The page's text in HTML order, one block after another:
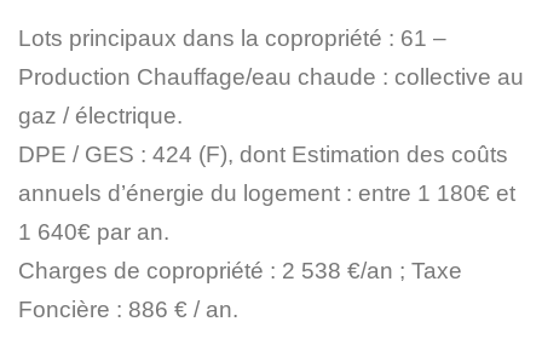
Lots principaux dans la copropriété : 61 –
Production Chauffage/eau chaude : collective au
gaz / électrique.
DPE / GES : 424 (F), dont Estimation des coûts
annuels d’énergie du logement : entre 1 180€ et
1 640€ par an.
Charges de copropriété : 2 538 €/an ; Taxe
Foncière : 886 € / an.